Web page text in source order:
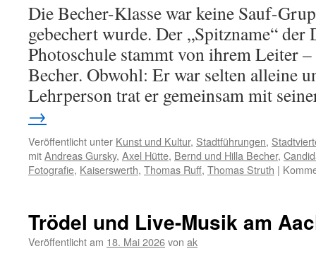
verbunden
Die Becher-Klasse war keine Sauf-
gebechert wurde. Der „Spitzname“ der
Photoschule stammt von ihrem Leiter
Becher. Obwohl: Er war selten alleine
Lehrperson trat er gemeinsam mit
→
Veröffentlicht unter Kunst und Kultur, Stadtführungen,
mitAndreas Gursky, Axel Hütte, Bernd und Hilla Becher,
Fotografie, Kaiserswerth, Thomas Ruff, Thomas Struth |
Trödel und Live-Musik am
Veröffentlicht am 18. Mai 2026von ak